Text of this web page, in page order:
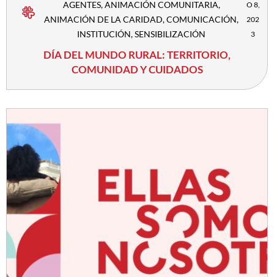
AGENTES,ANIMACIÓN COMUNITARIA,
ANIMACIÓN DE LA CARIDAD,COMUNICACIÓN,
INSTITUCIÓN,SENSIBILIZACIÓN
O 8,
202
3
DÍA DEL MUNDO RURAL: TERRITORIO,
COMUNIDAD Y CUIDADOS